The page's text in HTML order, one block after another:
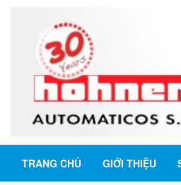
TRANG CHỦ GIỚI THIỆU